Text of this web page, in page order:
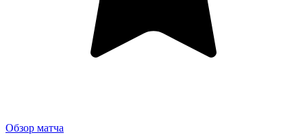
Обзор матча